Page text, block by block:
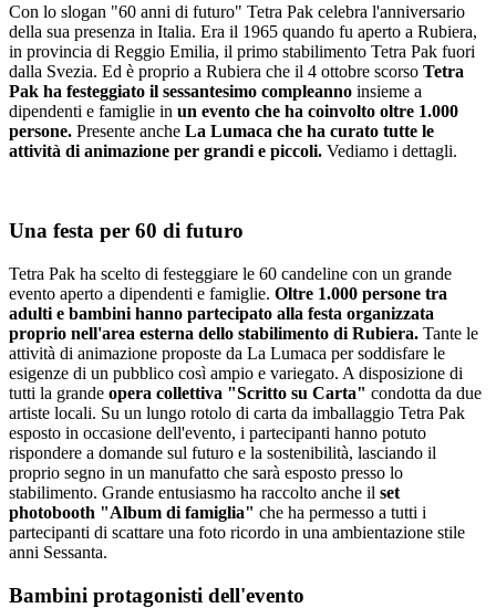
Con lo slogan "60 anni di futuro" Tetra Pak celebra l'anniversario
della sua presenza in Italia. Era il 1965 quando fu aperto a Rubiera,
in provincia di Reggio Emilia, il primo stabilimento Tetra Pak fuori
dalla Svezia. Ed è proprio a Rubiera che il 4 ottobre scorso Tetra
Pak ha festeggiato il sessantesimo compleanno insieme a
dipendenti e famiglie in un evento che ha coinvolto oltre 1.000
persone. Presente anche La Lumaca che ha curato tutte le
attività di animazione per grandi e piccoli. Vediamo i dettagli.
Una festa per 60 di futuro
Tetra Pak ha scelto di festeggiare le 60 candeline con un grande
evento aperto a dipendenti e famiglie. Oltre 1.000 persone tra
adulti e bambini hanno partecipato alla festa organizzata
proprio nell'area esterna dello stabilimento di Rubiera. Tante le
attività di animazione proposte da La Lumaca per soddisfare le
esigenze di un pubblico così ampio e variegato. A disposizione di
tutti la grande opera collettiva "Scritto su Carta" condotta da due
artiste locali. Su un lungo rotolo di carta da imballaggio Tetra Pak
esposto in occasione dell'evento, i partecipanti hanno potuto
rispondere a domande sul futuro e la sostenibilità, lasciando il
proprio segno in un manufatto che sarà esposto presso lo
stabilimento. Grande entusiasmo ha raccolto anche il set
photobooth "Album di famiglia" che ha permesso a tutti i
partecipanti di scattare una foto ricordo in una ambientazione stile
anni Sessanta.
Bambini protagonisti dell'evento